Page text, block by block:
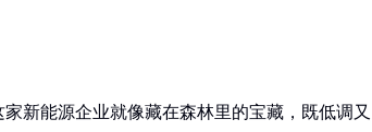
新能源企业就像藏在森林里的宝藏，既低调又